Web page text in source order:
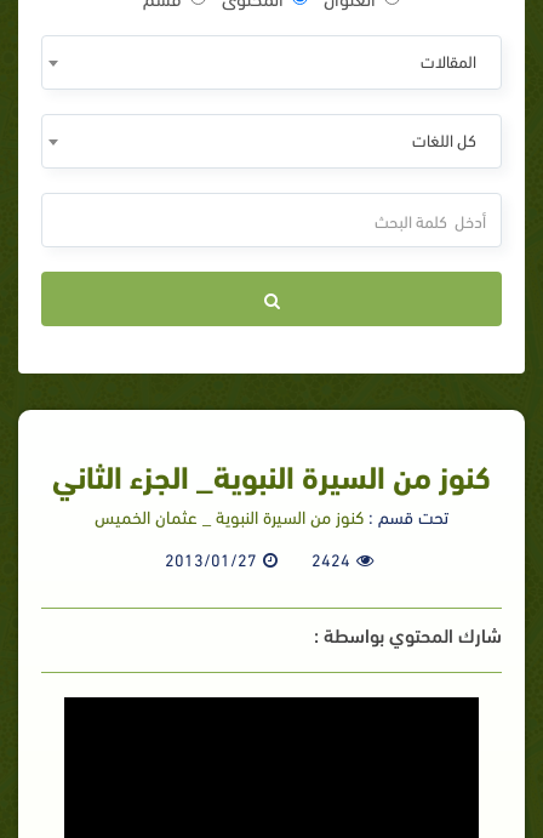
المقالات
كل اللغات
كنوز من السيرة النبوية_ الجزء الثاني
تحت قسم : كنوز من السيرة النبوية _ عثمان الخميس
2424
2013/01/27
شارك المحتوي بواسطة :